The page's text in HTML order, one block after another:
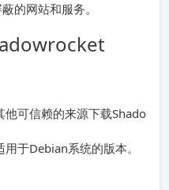
的网站和服务。
他可信赖的来源下载Shado
于Debian系统的版本。